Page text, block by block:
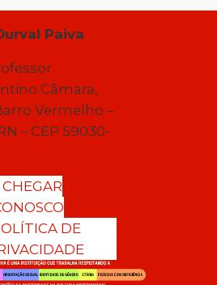
Paiva
Câmara,
Vermelho –
– CEP 59030-
DE